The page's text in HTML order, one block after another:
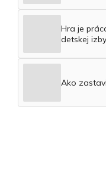
Hra je
detskej
Ako